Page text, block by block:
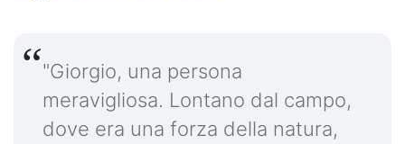
"Giorgio, una persona
meravigliosa. Lontano dal campo,
dove era una forza della natura,